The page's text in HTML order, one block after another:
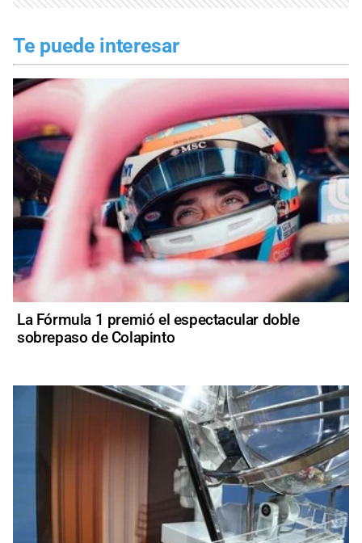
Te puede interesar
La Fórmula 1 premió el espectacular doble
sobrepaso de Colapinto